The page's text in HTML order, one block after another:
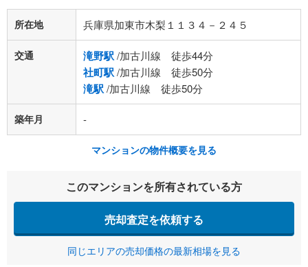
所在地 兵庫県加東市木梨１１３４－２４５
交通 滝野駅/加古川線 徒歩44分
社町駅/加古川線 徒歩50分
滝駅/加古川線 徒歩50分
築年月 -
マンションの物件概要を見る
このマンションを所有されている方
売却査定を依頼する
同じエリアの売却価格の最新相場を見る